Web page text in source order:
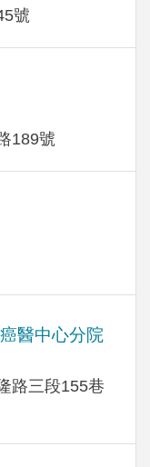
號
189號
醫中心分院
路三段155巷